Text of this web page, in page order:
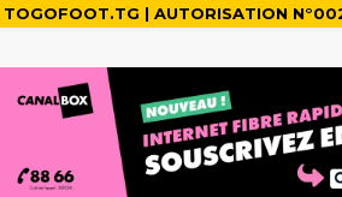
TOGOFOOT.TG | AUTORISATION